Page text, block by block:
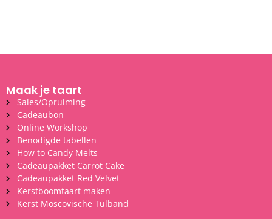
Maak je taart
Sales/Opruiming
Cadeaubon
Online Workshop
Benodigde tabellen
How to Candy Melts
Cadeaupakket Carrot Cake
Cadeaupakket Red Velvet
Kerstboomtaart maken
Kerst Moscovische Tulband